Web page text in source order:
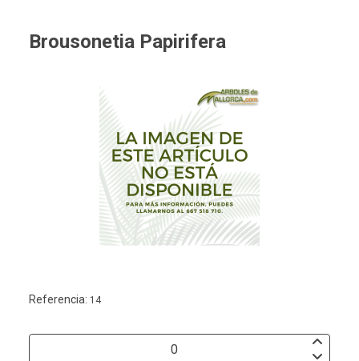
Brousonetia Papirifera
Referencia: 14